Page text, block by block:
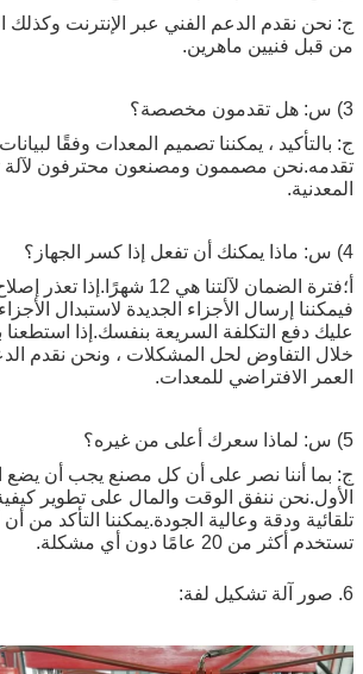
ج: نحن نقدم الدعم الفني عبر الإنترنت وكذلك
من قبل فنيين ماهرين.
3) س: هل تقدمون مخصصة؟
ج: بالتأكيد ، يمكننا تصميم المعدات وفقًا
تقدمه.نحن مصممون ومصنعون محترفون لآلة
المعدنية.
4) س: ماذا يمكنك أن تفعل إذا كسر الجهاز؟
أ؛فترة الضمان لآلتنا هي 12
فيمكننا إرسال الأجزاء الجديدة لاستبدال
عليك دفع التكلفة السريعة بنفسك.إذا
خلال التفاوض لحل المشكلات ، ونحن نقدم
العمر الافتراضي للمعدات.
5) س: لماذا سعرك أعلى من غيره؟
ج: بما أننا نصر على أن كل مصنع يجب أن يضع
الأول.نحن ننفق الوقت والمال على تطوير
تلقائية ودقة وعالية الجودة.يمكننا التأكد من
تستخدم أكثر من 20 عامًا دون أي مشكلة.
6. صور آلة تشكيل لفة: